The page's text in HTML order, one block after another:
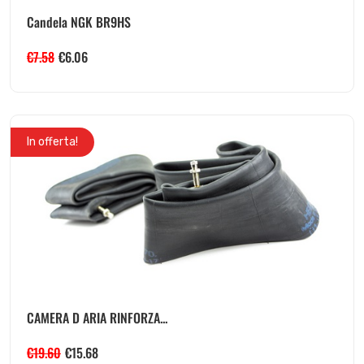
Candela NGK BR9HS
€7.58 €6.06
In offerta!
CAMERA D ARIA RINFORZA...
€19.60 €15.68